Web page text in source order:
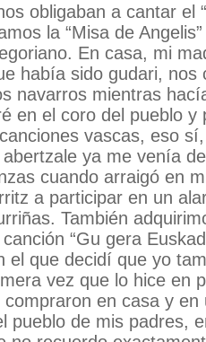
obligaban a cantar el
la “Misa de
En casa, mi
había sido gudari, nos
navarros mientras
en el coro del pueblo y
vascas, eso
ya me venía
cuando arraigó en
a participar en un
También
“Gu gera
el que decidí que yo
vez que lo hice en
en casa y en
pueblo de mis padres,